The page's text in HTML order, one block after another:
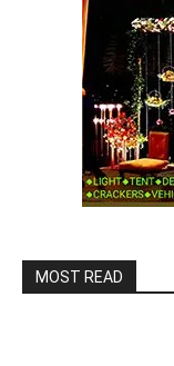
MOST READ